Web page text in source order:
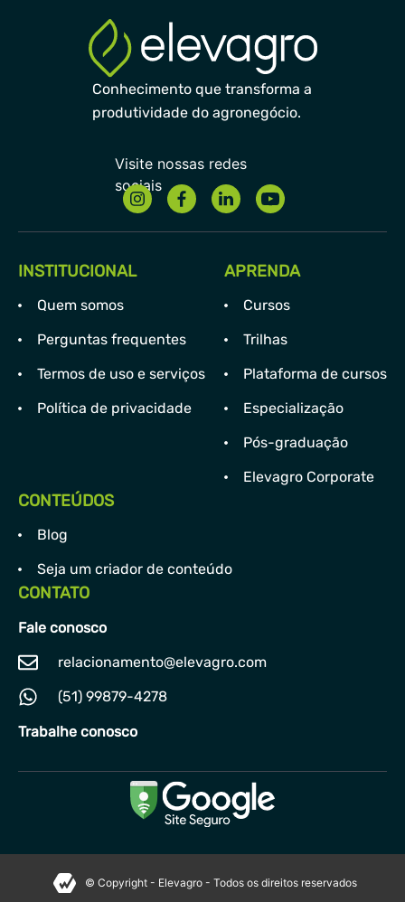
Conhecimento que transforma a
produtividade do agronegócio.
INSTITUCIONAL
Quem somos
Perguntas frequentes
Termos de uso e serviços
Política de privacidade
APRENDA
Cursos
Trilhas
Plataforma de cursos
Especialização
Pós-graduação
Elevagro Corporate
CONTEÚDOS
Blog
Seja um criador de conteúdo
CONTATO
Fale conosco
relacionamento@elevagro.com
(51) 99879-4278
Trabalhe conosco
© Copyright - Elevagro - Todos os direitos reservados